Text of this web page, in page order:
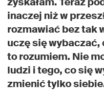
inaczej niż w
rozmawiać bez tak
uczę się wybaczać,
to rozumiem. Nie
ludzi i tego, co się
zmienić tylko